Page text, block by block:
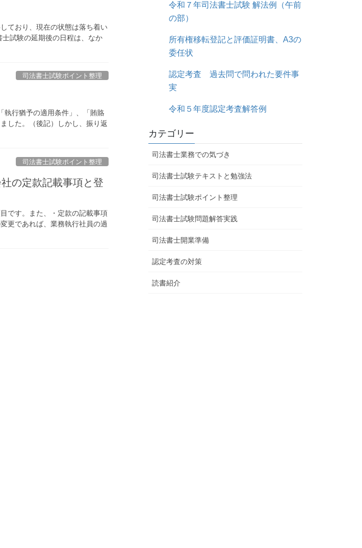
ており、現在の状態は落ち着い
試験の延期後の日程は、なか
司法書士試験ポイント整理
行猶予の適用条件」、「賄賂
した。（後記）しかし、振り返
司法書士試験ポイント整理
の定款記載事項と登
です。また、・定款の記載事項
更であれば、業務執行社員の過
令和７年司法書士試験 解法例（午前
の部）
所有権移転登記と評価証明書、A3の
委任状
認定考査 過去問で問われた要件事
実
令和５年度認定考査解答例
カテゴリー
司法書士業務での気づき
司法書士試験テキストと勉強法
司法書士試験ポイント整理
司法書士試験問題解答実践
司法書士開業準備
認定考査の対策
読書紹介